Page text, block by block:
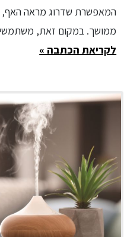
המאפשרת שדרוג מראה האף,
ממושך. במקום זאת,
לקריאת הכתבה »